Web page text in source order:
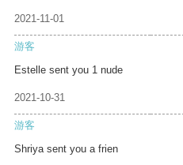
2021-11-01
游客
Estelle sent you 1 nude
2021-10-31
游客
Shriya sent you a frien